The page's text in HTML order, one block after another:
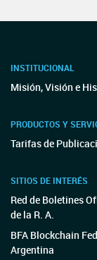
INSTITUCIONAL
Misión, Visión e
PRODUCTOS Y
Tarifas de
SITIOS DE INTERÉS
Red de Boletines
de la R. A.
BFA Blockchain
Argentina